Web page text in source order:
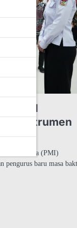
PMI
Instrumen
Indonesia (PMI)
pengurus baru masa